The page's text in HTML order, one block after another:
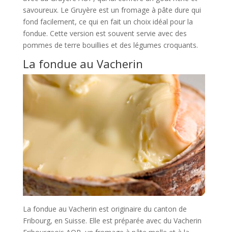
savoureux. Le Gruyère est un fromage à pâte dure qui
fond facilement, ce qui en fait un choix idéal pour la
fondue. Cette version est souvent servie avec des
pommes de terre bouillies et des légumes croquants.
La fondue au Vacherin
La fondue au Vacherin est originaire du canton de
Fribourg, en Suisse. Elle est préparée avec du Vacherin